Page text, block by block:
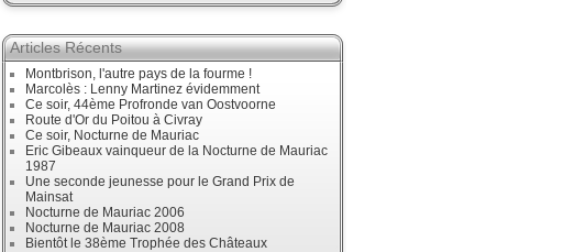
Articles Récents
Montbrison, l'autre pays de la fourme !
Marcolès : Lenny Martinez évidemment
Ce soir, 44ème Profronde van Oostvoorne
Route d'Or du Poitou à Civray
Ce soir, Nocturne de Mauriac
Eric Gibeaux vainqueur de la Nocturne de Mauriac
1987
Une seconde jeunesse pour le Grand Prix de
Mainsat
Nocturne de Mauriac 2006
Nocturne de Mauriac 2008
Bientôt le 38ème Trophée des Châteaux